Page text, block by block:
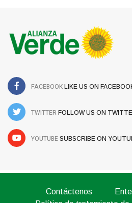
FACEBOOK LIKE US ON
TWITTER FOLLOW US ON
YOUTUBE SUBSCRIBE ON
Contáctenos